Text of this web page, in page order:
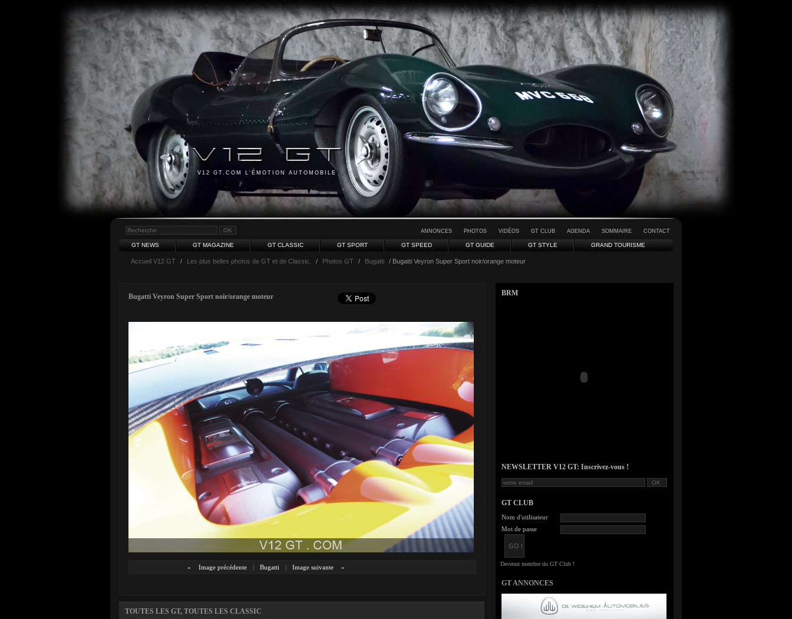
V12 GT.COM L'ÉMOTION AUTOMOBILE
ANNONCES PHOTOS VIDÉOS GT CLUB AGENDA SOMMAIRE CONTACT
GT NEWS GT MAGAZINE GT CLASSIC GT SPORT GT SPEED GT GUIDE GT STYLE GRAND TOURISME
Accueil V12 GT / Les plus belles photos de GT et de Classic. / Photos GT / Bugatti / Bugatti Veyron Super Sport noir/orange moteur
Bugatti Veyron Super Sport noir/orange moteur
« Image précédente | Bugatti | Image suivante »
TOUTES LES GT, TOUTES LES CLASSIC
BRM
NEWSLETTER V12 GT: Inscrivez-vous !
GT CLUB
Nom d'utilisateur
Mot de passe
GT ANNONCES